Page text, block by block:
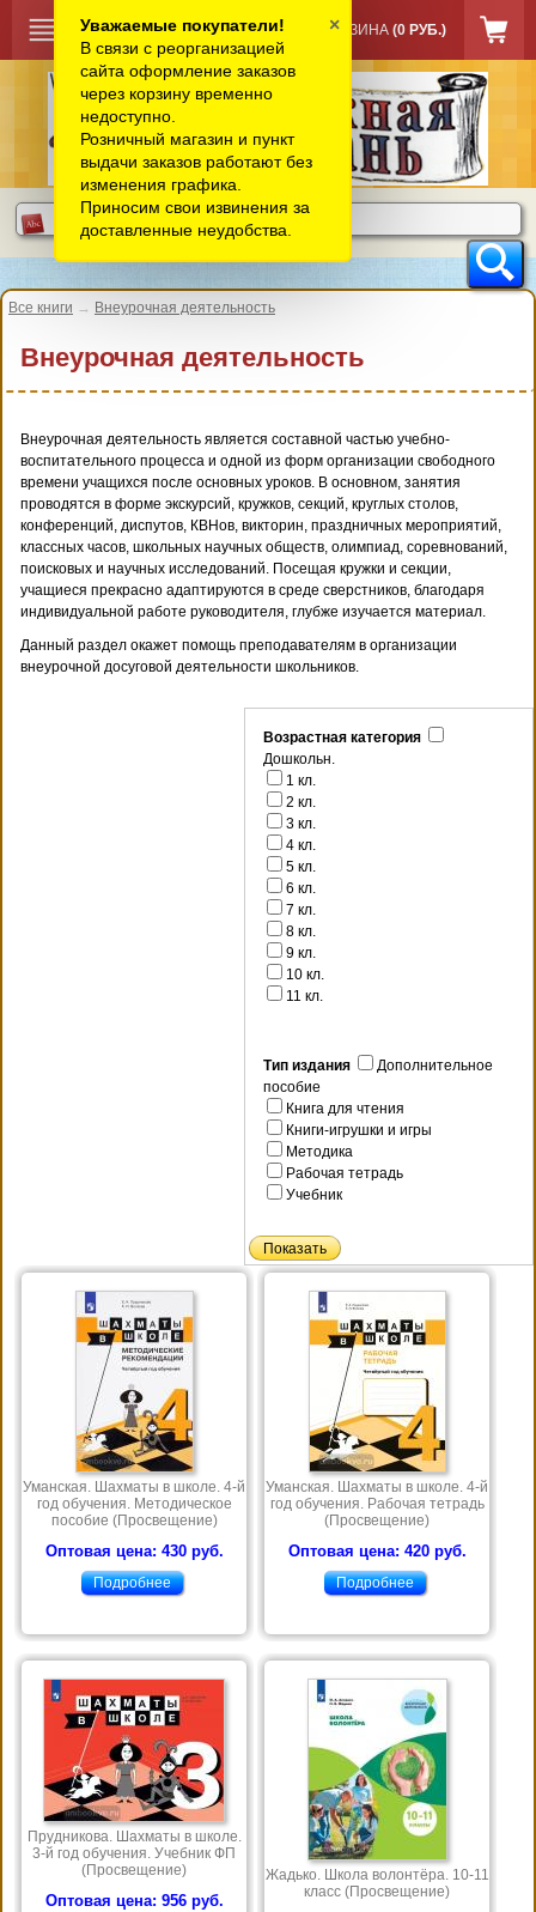
КОРЗИНА (0 РУБ.)
Все книги → Внеурочная деятельность
Внеурочная деятельность
Внеурочная деятельность является составной частью учебно-
воспитательного процесса и одной из форм организации свободного
времени учащихся после основных уроков. В основном, занятия
проводятся в форме экскурсий, кружков, секций, круглых столов,
конференций, диспутов, КВНов, викторин, праздничных мероприятий,
классных часов, школьных научных обществ, олимпиад, соревнований,
поисковых и научных исследований. Посещая кружки и секции,
учащиеся прекрасно адаптируются в среде сверстников, благодаря
индивидуальной работе руководителя, глубже изучается материал.
Данный раздел окажет помощь преподавателям в организации
внеурочной досуговой деятельности школьников.
Возрастная категория
Дошкольн.
1 кл.
2 кл.
3 кл.
4 кл.
5 кл.
6 кл.
7 кл.
8 кл.
9 кл.
10 кл.
11 кл.
Тип издания
Дополнительное
пособие
Книга для чтения
Книги-игрушки и игры
Методика
Рабочая тетрадь
Учебник
Уманская. Шахматы в школе. 4-й
год обучения. Методическое
пособие (Просвещение)
Оптовая цена: 430 руб.
Подробнее
Уманская. Шахматы в школе. 4-й
год обучения. Рабочая тетрадь
(Просвещение)
Оптовая цена: 420 руб.
Подробнее
Прудникова. Шахматы в школе.
3-й год обучения. Учебник ФП
(Просвещение)
Оптовая цена: 956 руб.
Жадько. Школа волонтёра. 10-11
класс (Просвещение)
Уважаемые покупатели!
В связи с реорганизацией
сайта оформление заказов
через корзину временно
недоступно.
Розничный магазин и пункт
выдачи заказов работают без
изменения графика.
Приносим свои извинения за
доставленные неудобства.
×